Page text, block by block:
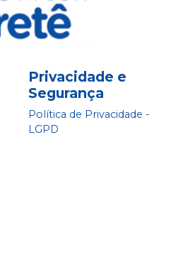
Privacidade e
Segurança
Política de Privacidade -
LGPD